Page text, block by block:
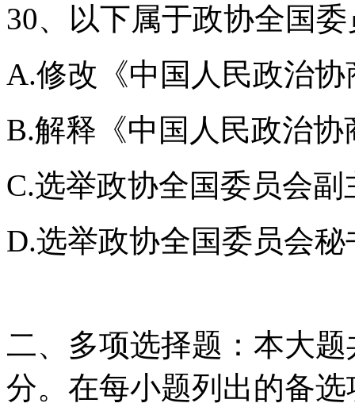
30、以下属于政协全国
A.修改《中国人民政治
B.解释《中国人民政治
C.选举政协全国委员会副
D.选举政协全国委员会秘
二、多项选择题：本大
分。在每小题列出的备